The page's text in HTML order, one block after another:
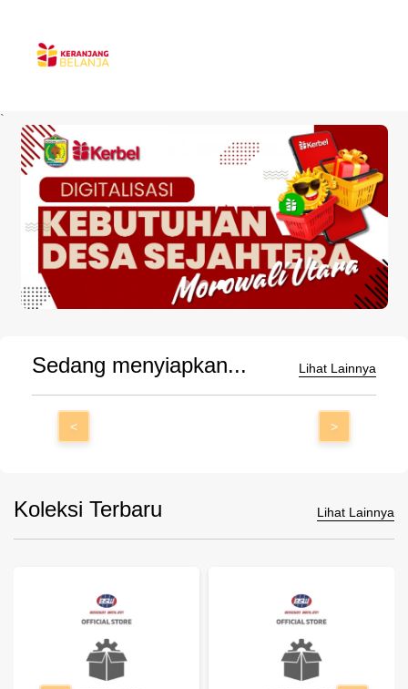
`
Sedang menyiapkan... Lihat Lainnya
< >
Koleksi Terbaru Lihat Lainnya